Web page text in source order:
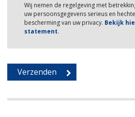
Wij nemen de regelgeving met
uw persoonsgegevens serieus en
bescherming van uw privacy. Bekijk
statement.